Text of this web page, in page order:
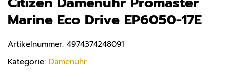
Marine Eco Drive EP6050-17E
Artikelnummer: 4974374248091
Kategorie: Damenuhr